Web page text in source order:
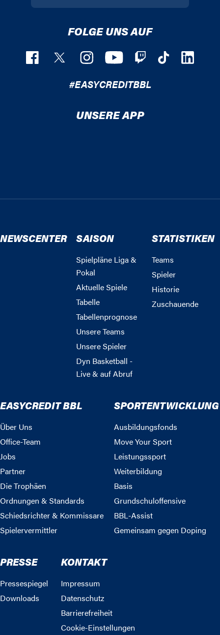
FOLGE UNS AUF
#EASYCREDITBBL
UNSERE APP
NEWSCENTER SAISON
Spielpläne Liga &
Pokal
Aktuelle Spiele
Tabelle
Tabellenprognose
Unsere Teams
Unsere Spieler
Dyn Basketball -
Live & auf Abruf
STATISTIKEN
Teams
Spieler
Historie
Zuschauende
EASYCREDIT BBL
Über Uns
Office-Team
Jobs
Partner
Die Trophäen
Ordnungen & Standards
Schiedsrichter & Kommissare
Spielervermittler
SPORTENTWICKLUNG
Ausbildungsfonds
Move Your Sport
Leistungssport
Weiterbildung
Basis
Grundschuloffensive
BBL-Assist
Gemeinsam gegen Doping
PRESSE
Pressespiegel
Downloads
KONTAKT
Impressum
Datenschutz
Barrierefreiheit
Cookie-Einstellungen